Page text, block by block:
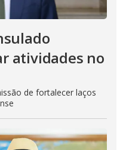
atividades no
de fortalecer laços